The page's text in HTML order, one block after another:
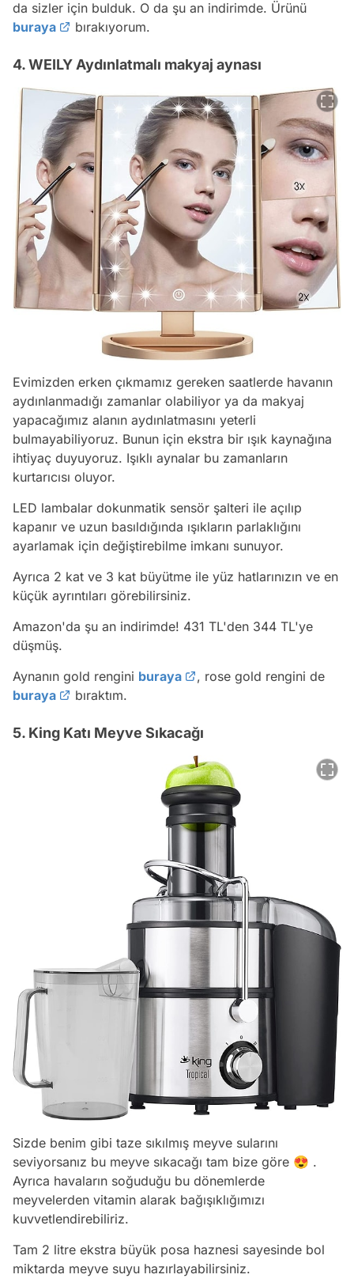
da sizler için bulduk. O da şu an indirimde. Ürünü
buraya
bırakıyorum.
4. WEILY Aydınlatmalı makyaj aynası
Evimizden erken çıkmamız gereken saatlerde havanın
aydınlanmadığı zamanlar olabiliyor ya da makyaj
yapacağımız alanın aydınlatmasını yeterli
bulmayabiliyoruz. Bunun için ekstra bir ışık kaynağına
ihtiyaç duyuyoruz. Işıklı aynalar bu zamanların
kurtarıcısı oluyor.
LED lambalar dokunmatik sensör şalteri ile açılıp
kapanır ve uzun basıldığında ışıkların parlaklığını
ayarlamak için değiştirebilme imkanı sunuyor.
Ayrıca 2 kat ve 3 kat büyütme ile yüz hatlarınızın ve en
küçük ayrıntıları görebilirsiniz.
Amazon'da şu an indirimde! 431 TL'den 344 TL'ye
düşmüş.
Aynanın gold rengini buraya
, rose gold rengini de
buraya
bıraktım.
5. King Katı Meyve Sıkacağı
Sizde benim gibi taze sıkılmış meyve sularını
seviyorsanız bu meyve sıkacağı tam bize göre 😍 .
Ayrıca havaların soğuduğu bu dönemlerde
meyvelerden vitamin alarak bağışıklığımızı
kuvvetlendirebiliriz.
Tam 2 litre ekstra büyük posa haznesi sayesinde bol
miktarda meyve suyu hazırlayabilirsiniz.